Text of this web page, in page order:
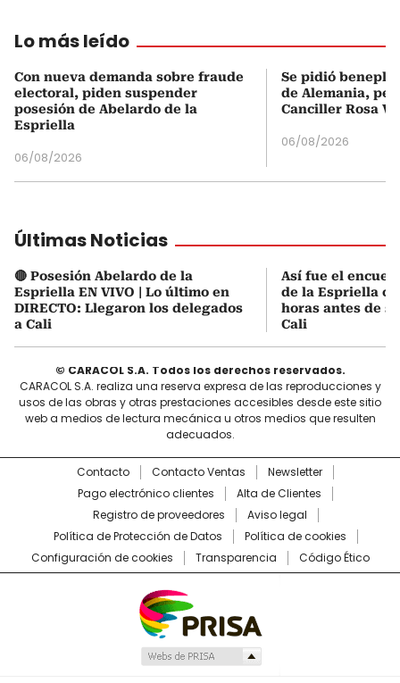
Lo más leído
Con nueva demanda sobre fraude
electoral, piden suspender
posesión de Abelardo de la
Espriella
06/08/2026
Se pidió
de Alemania,
Canciller Rosa
06/08/2026
Últimas Noticias
🔴 Posesión Abelardo de la
Espriella EN VIVO | Lo último en
DIRECTO: Llegaron los delegados
a Cali
Así fue el
de la Espriella
horas antes de
Cali
© CARACOL S.A. Todos los derechos reservados.
CARACOL S.A. realiza una reserva expresa de las reproducciones y
usos de las obras y otras prestaciones accesibles desde este sitio
web a medios de lectura mecánica u otros medios que resulten
adecuados.
Contacto Contacto Ventas
Newsletter
Pago electrónico clientes
Alta de Clientes
Registro de proveedores
Aviso legal
Política de Protección de Datos
Política de cookies
Configuración de cookies
Transparencia Código Ético